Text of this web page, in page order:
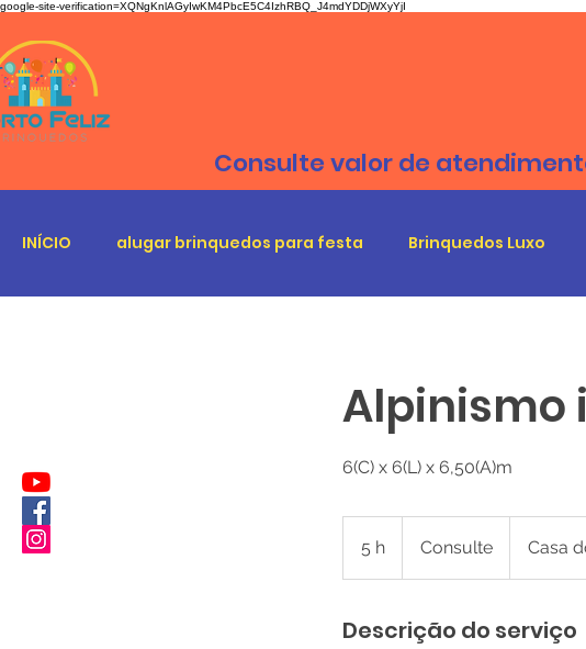
google-site-verification=XQNgKnlAGyIwKM4PbcE5C4IzhRBQ_J4mdYDDjWXyYjI
Consulte valor de
INÍCIO alugar brinquedos para festa Brinquedos Luxo
Alpinismo
6(C) x 6(L) x 6,50(A)m
5 h Consulte Casa
Descrição do serviço